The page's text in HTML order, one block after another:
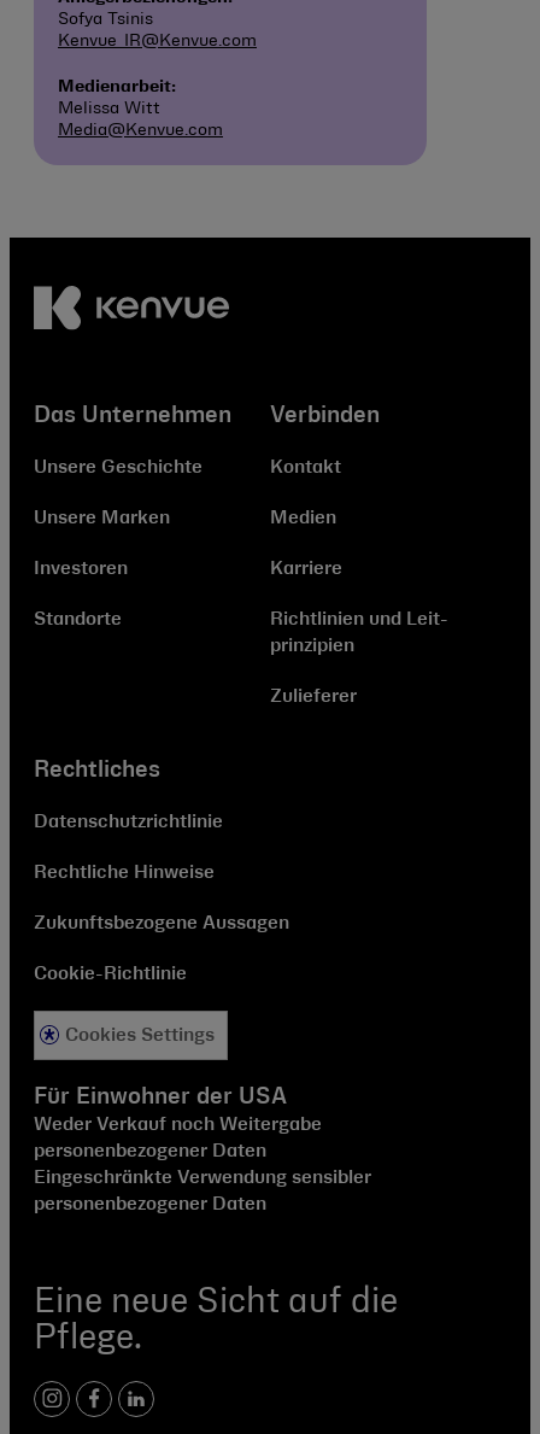
Sofya Tsinis
Kenvue_IR@Kenvue.com
Medienarbeit:
Melissa Witt
Media@Kenvue.com
Eine neue Sicht auf die
Pflege.
Instagram
Facebook
LinkedIn
Das Unternehmen
Unsere Geschichte
Unsere Marken
Investoren
Standorte
Verbinden
Kontakt
Medien
Karriere
Richtlinien und Leit­
prinzipien
Zulieferer
Rechtliches
Datenschutzrichtlinie
Rechtliche Hinweise
Zukunftsbezogene Aussagen
Cookie-Richtlinie
Cookies Settings
Für Einwohner der USA
Weder Verkauf noch Weitergabe
personenbezogener Daten
Eingeschränkte Verwendung sensibler
personenbezogener Daten